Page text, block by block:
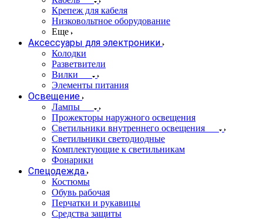
Крепеж для кабеля
Низковольтное оборудование
Еще
Аксессуары для электроники
Колодки
Разветвители
Вилки
Элементы питания
Освещение
Лампы
Прожекторы наружного освещения
Светильники внутреннего освещения
Светильники светодиодные
Комплектующие к светильникам
Фонарики
Спецодежда
Костюмы
Обувь рабочая
Перчатки и рукавицы
Средства защиты